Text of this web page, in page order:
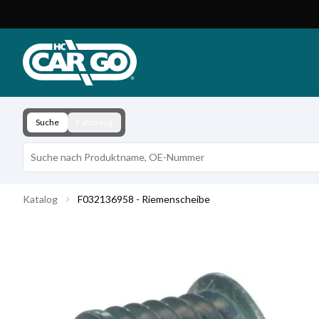
Download
Kontakt
Suche
Katalog F032136958 - Riemenscheibe